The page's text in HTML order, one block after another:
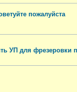
пожалуйста
УП для фрезеровки